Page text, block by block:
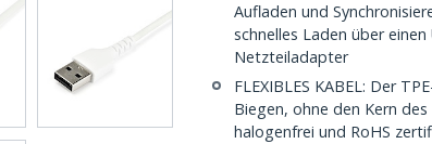
Aufladen und
schnelles Laden über
Netzteiladapter
FLEXIBLES KABEL: Der
Biegen, ohne den Kern
halogenfrei und RoHS